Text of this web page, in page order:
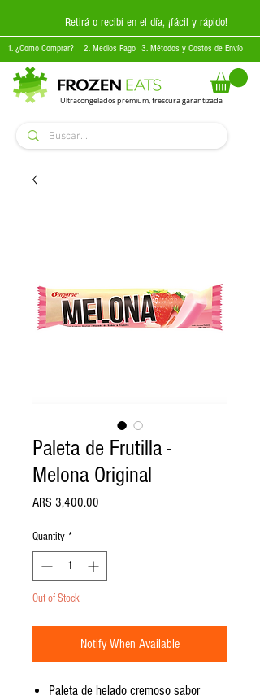
Retirá o recibí en el día, ¡fácil y rápido!
1. ¿Como Comprar? 2. Medios Pago 3. Métodos y Costos de Envío
Ultracongelados premium, frescura garantizada
Paleta de Frutilla -
Melona Original
ARS 3,400.00
Quantity *
Out of Stock
Notify When Available
Paleta de helado cremoso sabor